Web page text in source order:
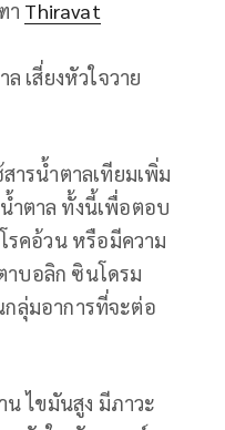
า Thiravat
เสี่ยงหัวใจวาย
ารน้ำตาลเทียมเพิ่ม
ำตาล ทั้งนี้เพื่อตอบ
รคอ้วน หรือมีความ
าบอลิก ซินโดรม
กลุ่มอาการที่จะต่อ
น ไขมันสูง มีภาวะ